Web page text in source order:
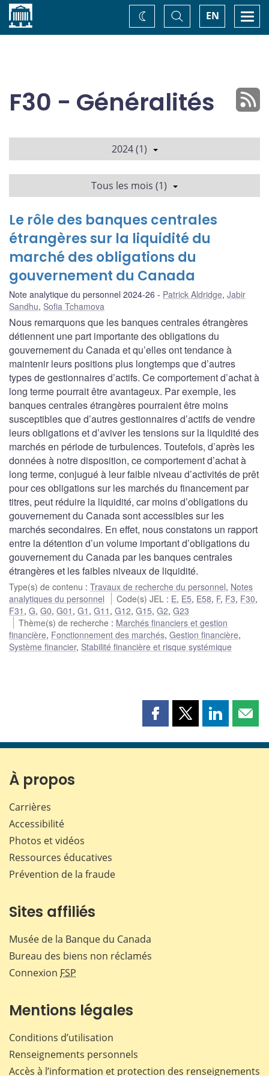
Accueil EN
Basculer
la
recherche
Changez
de
F30 - Généralités
2024 (1)
Tous les mois (1)
Le rôle des banques centrales
étrangères sur la liquidité du
marché des obligations du
gouvernement du Canada
Note analytique du personnel 2024-26 Patrick Aldridge, Jabir
Sandhu, Sofia Tchamova
Nous remarquons que les banques centrales étrangères
détiennent une part importante des obligations du
gouvernement du Canada et qu’elles ont tendance à
maintenir leurs positions plus longtemps que d’autres
types de gestionnaires d’actifs. Ce comportement d’achat à
long terme pourrait être avantageux. Par exemple, les
banques centrales étrangères pourraient être moins
susceptibles que d’autres gestionnaires d’actifs de vendre
leurs obligations et d’aviver les tensions sur la liquidité des
marchés en période de turbulences. Toutefois, d’après les
données à notre disposition, ce comportement d’achat à
long terme, conjugué à leur faible niveau d’activités de prêt
pour ces obligations sur les marchés du financement par
titres, peut réduire la liquidité, car moins d’obligations du
gouvernement du Canada sont accessibles sur les
marchés secondaires. En effet, nous constatons un rapport
entre la détention d’un volume important d’obligations du
gouvernement du Canada par les banques centrales
étrangères et les faibles niveaux de liquidité.
Type(s) de contenu : Travaux de recherche du personnel, Notes
analytiques du personnel
Code(s) JEL : E, E5, E58, F, F3, F30,
F31 , G, G0, G01 , G1 , G11 , G12, G15, G2, G23
Thème(s) de recherche : Marchés financiers et gestion
financière, Fonctionnement des marchés, Gestion financière,
Système financier, Stabilité financière et risque systémique
Partager
page
Partager
page
Partager
page page
À propos
Carrières
Accessibilité
Photos et vidéos
Ressources éducatives
Prévention de la fraude
Sites affiliés
Musée de la Banque du Canada
Bureau des biens non réclamés
Connexion FSP
Mentions légales
Conditions d’utilisation
Renseignements personnels
Accès à l’information et protection des renseignements